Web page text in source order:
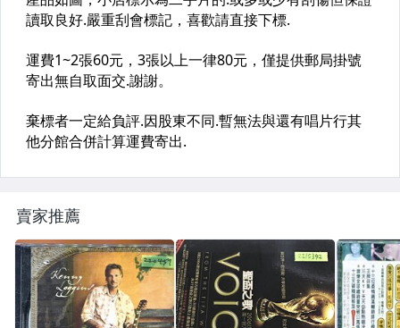
賣家推薦